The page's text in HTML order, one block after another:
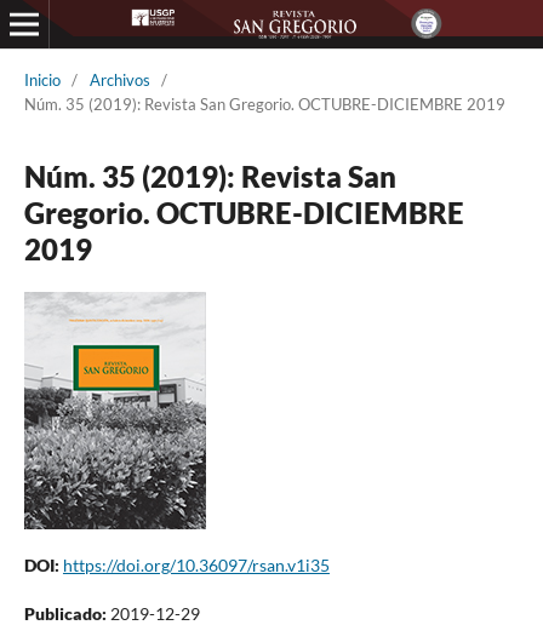
Inicio / Archivos
/
Núm. 35 (2019): Revista San Gregorio. OCTUBRE-DICIEMBRE 2019
Núm. 35 (2019): Revista San
Gregorio. OCTUBRE-DICIEMBRE
2019
DOI: https://doi.org/10.36097/rsan.v1i35
Publicado: 2019-12-29